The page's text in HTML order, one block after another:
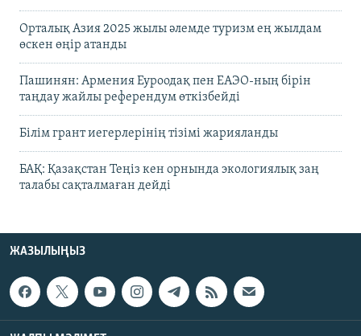
Орталық Азия 2025 жылы әлемде туризм ең жылдам
өскен өңір атанды
Пашинян: Армения Еуроодақ пен ЕАЭО-ның бірін
таңдау жайлы референдум өткізбейді
Білім грант иегерлерінің тізімі жарияланды
БАҚ: Қазақстан Теңіз кен орнында экологиялық заң
талабы сақталмаған дейді
ЖАЗЫЛЫҢЫЗ